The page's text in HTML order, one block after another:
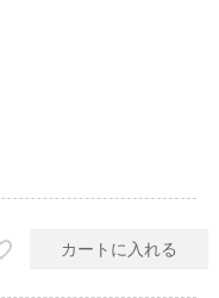
カートに入れる